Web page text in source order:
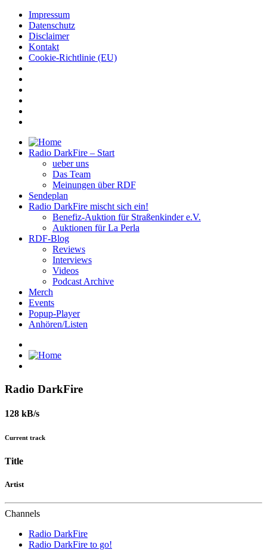
Impressum
Datenschutz
Disclaimer
Kontakt
Cookie-Richtlinie (EU)
Radio DarkFire – Start
ueber uns
Das Team
Meinungen über RDF
Sendeplan
Radio DarkFire mischt sich ein!
Benefiz-Auktion für Straßenkinder e.V.
Auktionen für La Perla
RDF-Blog
Reviews
Interviews
Videos
Podcast Archive
Merch
Events
Popup-Player
Anhören/Listen
Radio DarkFire
128 kB/s
Current track
Title
Artist
Channels
Radio DarkFire
Radio DarkFire to go!